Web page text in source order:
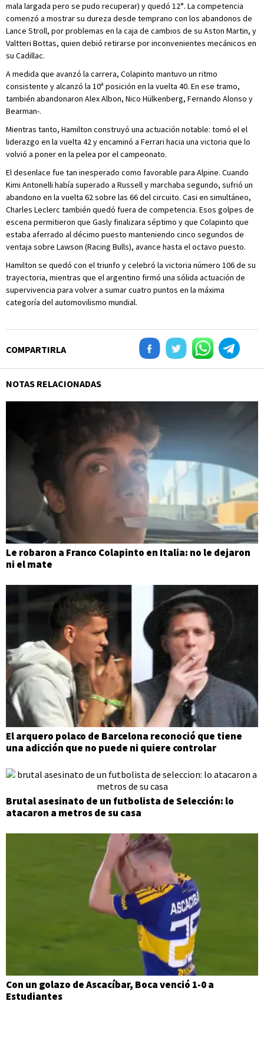
mala largada pero se pudo recuperar) y quedó 12°. La competencia
comenzó a mostrar su dureza desde temprano con los abandonos de
Lance Stroll, por problemas en la caja de cambios de su Aston Martin, y
Valtteri Bottas, quien debió retirarse por inconvenientes mecánicos en
su Cadillac.
A medida que avanzó la carrera, Colapinto mantuvo un ritmo
consistente y alcanzó la 10ª posición en la vuelta 40. En ese tramo,
también abandonaron Alex Albon, Nico Hülkenberg, Fernando Alonso y
Bearman-.
Mientras tanto, Hamilton construyó una actuación notable: tomó el el
liderazgo en la vuelta 42 y encaminó a Ferrari hacia una victoria que lo
volvió a poner en la pelea por el campeonato.
El desenlace fue tan inesperado como favorable para Alpine. Cuando
Kimi Antonelli había superado a Russell y marchaba segundo, sufrió un
abandono en la vuelta 62 sobre las 66 del circuito. Casi en simultáneo,
Charles Leclerc también quedó fuera de competencia. Esos golpes de
escena permitieron que Gasly finalizara séptimo y que Colapinto que
estaba aferrado al décimo puesto manteniendo cinco segundos de
ventaja sobre Lawson (Racing Bulls), avance hasta el octavo puesto.
Hamilton se quedó con el triunfo y celebró la victoria número 106 de su
trayectoria, mientras que el argentino firmó una sólida actuación de
supervivencia para volver a sumar cuatro puntos en la máxima
categoría del automovilismo mundial.
COMPARTIRLA
NOTAS RELACIONADAS
Le robaron a Franco Colapinto en Italia: no le dejaron
ni el mate
El arquero polaco de Barcelona reconoció que tiene
una adicción que no puede ni quiere controlar
Brutal asesinato de un futbolista de Selección: lo
atacaron a metros de su casa
Con un golazo de Ascacíbar, Boca venció 1-0 a
Estudiantes